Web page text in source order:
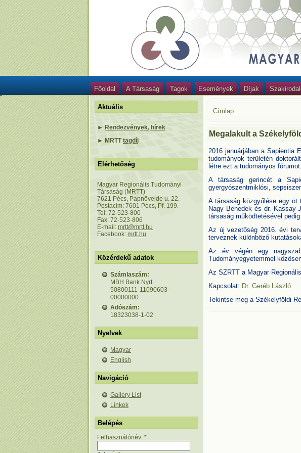
Főoldal A Társaság Tagok Események Díjak
Aktuális
► Rendezvények, hírek
► MRTTtagdíj
Elérhetőség
Magyar Regionális Tudományi
Társaság (MRTT)
7621 Pécs, Papnövelde u. 22.
Postacím: 7601 Pécs, Pf. 199.
Tel: 72-523-800
Fax: 72-523-806
E-mail: mrtt@mrtt.hu
Facebook: mrtt.hu
Közérdekű adatok
Számlaszám:
MBH Bank Nyrt.
50800111-11090603-
00000000
Adószám:
18323038-1-02
Nyelvek
Magyar
English
Navigáció
Gallery List
Linkek
Belépés
Felhasználónév: *
Címlap
Megalakult a
2016 januárjában a Sapientia
tudományok területén
létre ezt a tudományos fórumot.
A társaság gerincét a
gyergyószentmiklósi,
A társaság közgyűlése egy öt
Nagy Benedek és dr. Kassay
társaság működtetésével
Az új vezetőség 2016. évi
terveznek különböző
Az év végén egy
Tudományegyetemmel
Az SZRTT a Magyar
Kapcsolat: Dr. Geréb László
Tekintse meg a Székelyföldi